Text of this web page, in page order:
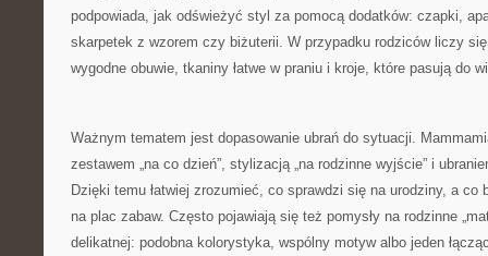
podpowiada, jak odświeżyć styl za pomocą dodatków: czapki,
skarpetek z wzorem czy biżuterii. W przypadku rodziców liczy
wygodne obuwie, tkaniny łatwe w praniu i kroje, które pasują do
Ważnym tematem jest dopasowanie ubrań do sytuacji.
zestawem „na co dzień”, stylizacją „na rodzinne wyjście” i
Dzięki temu łatwiej zrozumieć, co sprawdzi się na urodziny, a co
na plac zabaw. Często pojawiają się też pomysły na rodzinne
delikatnej: podobna kolorystyka, wspólny motyw albo jeden